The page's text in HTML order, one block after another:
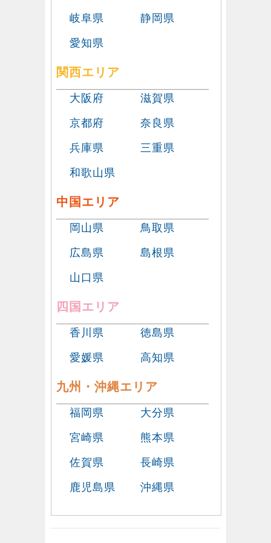
岐阜県 静岡県
愛知県
関西エリア
大阪府 滋賀県
京都府 奈良県
兵庫県 三重県
和歌山県
中国エリア
岡山県 鳥取県
広島県 島根県
山口県
四国エリア
香川県 徳島県
愛媛県 高知県
九州・沖縄エリア
福岡県 大分県
宮崎県 熊本県
佐賀県 長崎県
鹿児島県 沖縄県